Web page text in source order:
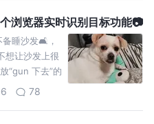
浏览器实时识别目标功能📷
备睡沙发🛋️，
想让沙发上很
“gun 下去”的
利用 chr
78